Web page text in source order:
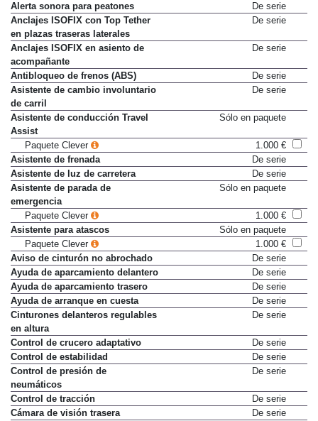
Alerta sonora para peatones
De serie
Anclajes ISOFIX con Top Tether
en plazas traseras laterales
De serie
Anclajes ISOFIX en asiento de
acompañante
De serie
Antibloqueo de frenos (ABS)
De serie
Asistente de cambio involuntario
de carril
De serie
Asistente de conducción Travel
Assist
Sólo en paquete
Paquete Clever
1.000 €
Asistente de frenada
De serie
Asistente de luz de carretera
De serie
Asistente de parada de
emergencia
Sólo en paquete
Paquete Clever
1.000 €
Asistente para atascos
Sólo en paquete
Paquete Clever
1.000 €
Aviso de cinturón no abrochado
De serie
Ayuda de aparcamiento delantero
De serie
Ayuda de aparcamiento trasero
De serie
Ayuda de arranque en cuesta
De serie
Cinturones delanteros regulables
en altura
De serie
Control de crucero adaptativo
De serie
Control de estabilidad
De serie
Control de presión de
neumáticos
De serie
Control de tracción
De serie
Cámara de visión trasera
De serie